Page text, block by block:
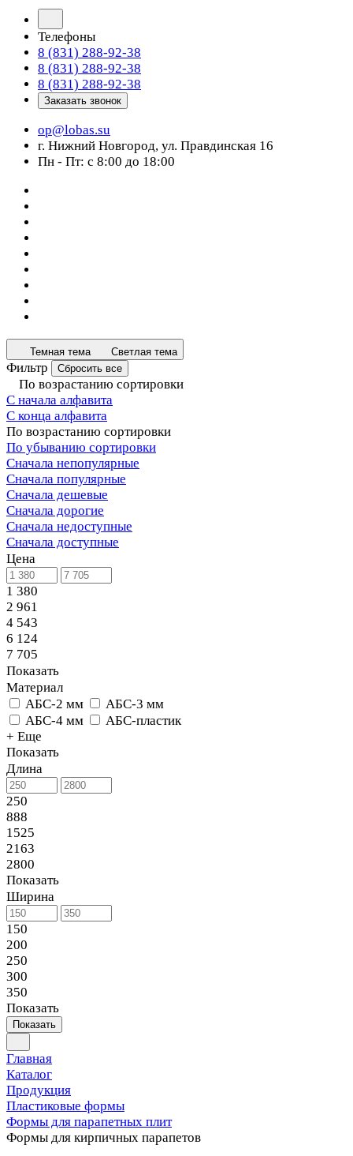
Телефоны
8 (831) 288-92-38
8 (831) 288-92-38
8 (831) 288-92-38
Заказать звонок
op@lobas.su
г. Нижний Новгород, ул. Правдинская 16
Пн - Пт: с 8:00 до 18:00
Темная тема Светлая тема
Фильтр Сбросить все
По возрастанию сортировки
С начала алфавита
С конца алфавита
По возрастанию сортировки
По убыванию сортировки
Сначала непопулярные
Сначала популярные
Сначала дешевые
Сначала дорогие
Сначала недоступные
Сначала доступные
Цена
1 380
2 961
4 543
6 124
7 705
Показать
Материал
АБС-2 мм
АБС-3 мм
АБС-4 мм
АБС-пластик
+ Еще
Показать
Длина
250
888
1525
2163
2800
Показать
Ширина
150
200
250
300
350
Показать
Показать
Главная
Каталог
Продукция
Пластиковые формы
Формы для парапетных плит
Формы для кирпичных парапетов